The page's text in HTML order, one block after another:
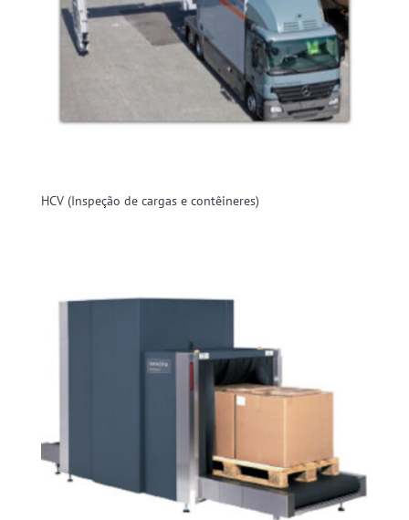
HCV (Inspeção de cargas e contêineres)